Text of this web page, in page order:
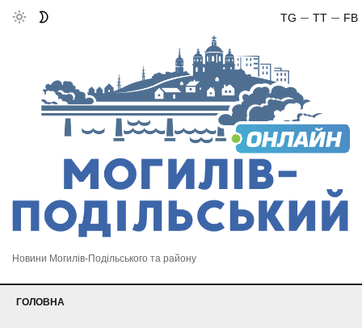
FB
TT
TG
Новини Могилів-Подільського та району
ГОЛОВНА